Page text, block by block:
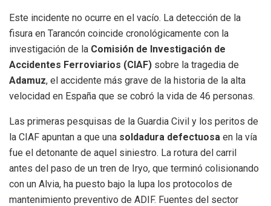
Este incidente no ocurre en el vacío. La detección de la
fisura en Tarancón coincide cronológicamente con la
investigación de la Comisión de Investigación de
Accidentes Ferroviarios (CIAF) sobre la tragedia de
Adamuz, el accidente más grave de la historia de la alta
velocidad en España que se cobró la vida de 46 personas.
Las primeras pesquisas de la Guardia Civil y los peritos de
la CIAF apuntan a que una soldadura defectuosa en la vía
fue el detonante de aquel siniestro. La rotura del carril
antes del paso de un tren de Iryo, que terminó colisionando
con un Alvia, ha puesto bajo la lupa los protocolos de
mantenimiento preventivo de ADIF. Fuentes del sector